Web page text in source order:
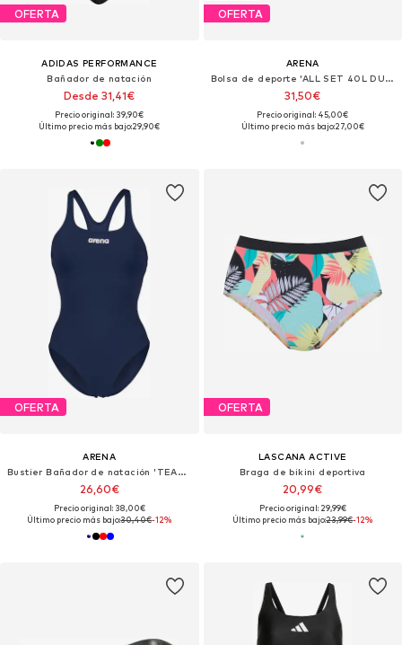
OFERTA
ADIDAS PERFORMANCE
Bañador de natación
Desde 31,41€
Precio original: 39,90€
Último precio más bajo:29,90€
OFERTA
ARENA
Bolsa de deporte 'ALL SET 40L DUFFLE'
31,50€
Precio original: 45,00€
Último precio más bajo:27,00€
OFERTA
ARENA
Bustier Bañador de natación 'TEAM PRO SOLID'
26,60€
Precio original: 38,00€
Último precio más bajo:30,40€-12%
OFERTA
LASCANA ACTIVE
Braga de bikini deportiva
20,99€
Precio original: 29,99€
Último precio más bajo:23,99€-12%